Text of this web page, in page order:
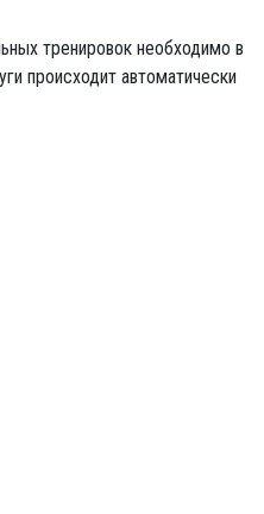
тренировок необходимо в
происходит автоматически